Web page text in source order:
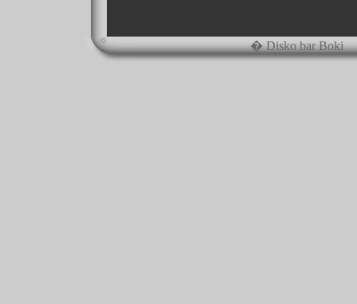
� Disko bar Boki